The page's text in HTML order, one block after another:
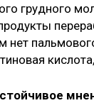
грудного
нет